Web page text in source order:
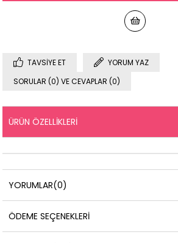
TAVSIYE ET
YORUM YAZ
SORULAR (0) VE CEVAPLAR (0)
ÜRÜN ÖZELLIKLERI
YORUMLAR(0)
ÖDEME SEÇENEKLERI